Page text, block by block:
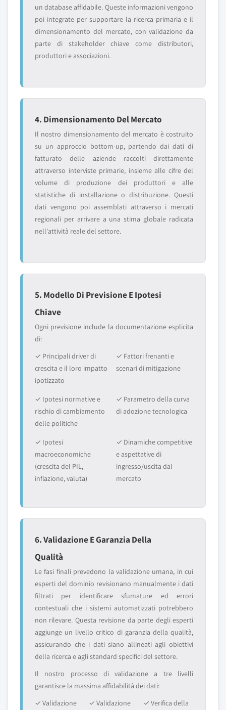
un database affidabile. Queste informazioni vengono
poi integrate per supportare la ricerca primaria e il
dimensionamento del mercato, con validazione da
parte di stakeholder chiave come distributori,
produttori e associazioni.
4. Dimensionamento Del Mercato
Il nostro dimensionamento del mercato è costruito
su un approccio bottom-up, partendo dai dati di
fatturato delle aziende raccolti direttamente
attraverso interviste primarie, insieme alle cifre del
volume di produzione dei produttori e alle
statistiche di installazione o distribuzione. Questi
dati vengono poi assemblati attraverso i mercati
regionali per arrivare a una stima globale radicata
nell'attività reale del settore.
5. Modello Di Previsione E Ipotesi
Chiave
Ogni previsione include la documentazione esplicita
di:
✓ Principali driver di
crescita e il loro impatto
ipotizzato
✓ Fattori frenanti e
scenari di mitigazione
✓ Ipotesi normative e
rischio di cambiamento
delle politiche
✓ Parametro della curva
di adozione tecnologica
✓ Ipotesi
macroeconomiche
(crescita del PIL,
inflazione, valuta)
✓ Dinamiche competitive
e aspettative di
ingresso/uscita dal
mercato
6. Validazione E Garanzia Della
Qualità
Le fasi finali prevedono la validazione umana, in cui
esperti del dominio revisionano manualmente i dati
filtrati per identificare sfumature ed errori
contestuali che i sistemi automatizzati potrebbero
non rilevare. Questa revisione da parte degli esperti
aggiunge un livello critico di garanzia della qualità,
assicurando che i dati siano allineati agli obiettivi
della ricerca e agli standard specifici del settore.
Il nostro processo di validazione a tre livelli
garantisce la massima affidabilità dei dati:
✓ Validazione
✓ Validazione
✓ Verifica della